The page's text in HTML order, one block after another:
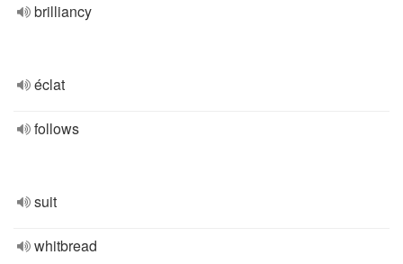
brilliancy
éclat
follows
suit
whitbread